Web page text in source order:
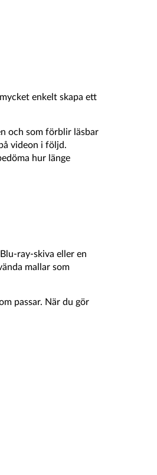
enkelt skapa ett
och som förblir läsbar
videon i följd.
hur länge
ray-skiva eller en
mallar som
passar. När du gör